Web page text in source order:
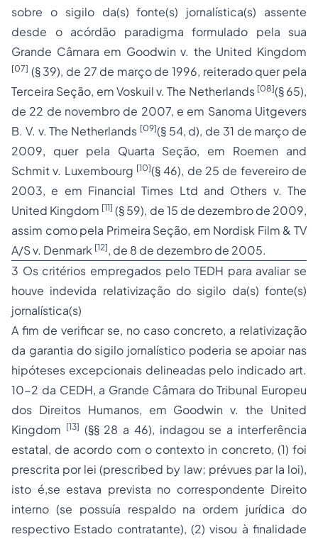
sobre o sigilo da(s) fonte(s) jornalística(s) assente
desde o acórdão paradigma formulado pela sua
Grande Câmara em Goodwin v. the United Kingdom
[07] (§ 39), de 27 de março de 1996, reiterado quer pela
Terceira Seção, emVoskuil v. The Netherlands [08](§ 65),
de 22 de novembro de 2007, e em Sanoma Uitgevers
B. V. v. The Netherlands [09](§ 54, d), de 31 de março de
2009, quer pela Quarta Seção, em Roemen and
Schmit v. Luxembourg [10](§ 46), de 25 de fevereiro de
2003, e em Financial Times Ltd and Others v. The
United Kingdom [11] (§ 59), de 15 de dezembro de 2009,
assim como pela Primeira Seção, em Nordisk Film & TV
A/S v. Denmark [12], de 8 de dezembro de 2005.
3 Os critérios empregados pelo TEDH para avaliar se
houve indevida relativização do sigilo da(s) fonte(s)
jornalística(s)
A fim de verificar se, no caso concreto, a relativização
da garantia do sigilo jornalístico poderia se apoiar nas
hipóteses excepcionais delineadas pelo indicado art.
10-2 da CEDH, a Grande Câmara do Tribunal Europeu
dos Direitos Humanos, em Goodwin v. the United
Kingdom [13] (§§ 28 a 46), indagou se a interferência
estatal, de acordo com o contexto in concreto, (1) foi
prescrita por lei(prescribed by law; prévues par la loi),
isto é,se estava prevista no correspondente Direito
interno (se possuía respaldo na ordem jurídica do
respectivo Estado contratante), (2) visou à finalidade